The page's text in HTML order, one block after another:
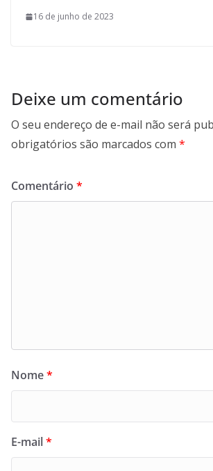
16 de junho de 2023
Deixe um comentário
O seu endereço de e-mail não será
obrigatórios são marcados com *
Comentário *
Nome*
E-mail*